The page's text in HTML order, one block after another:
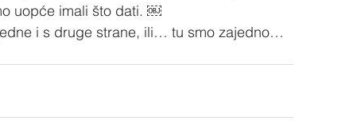
uopće imali što dati. ￼
i s druge strane, ili… tu smo zajedno…